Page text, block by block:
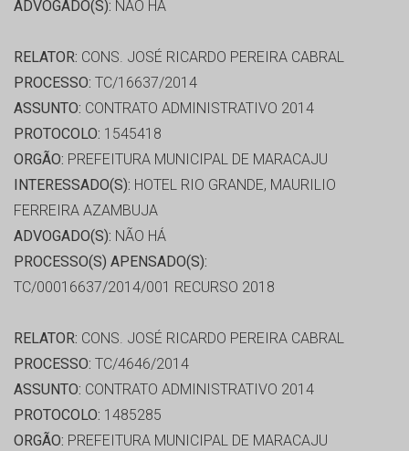
ADVOGADO(S): NÃO HÁ
RELATOR: CONS. JOSÉ RICARDO PEREIRA CABRAL
PROCESSO: TC/16637/2014
ASSUNTO: CONTRATO ADMINISTRATIVO 2014
PROTOCOLO: 1545418
ORGÃO: PREFEITURA MUNICIPAL DE MARACAJU
INTERESSADO(S): HOTEL RIO GRANDE, MAURILIO
FERREIRA AZAMBUJA
ADVOGADO(S): NÃO HÁ
PROCESSO(S) APENSADO(S):
TC/00016637/2014/001 RECURSO 2018
RELATOR: CONS. JOSÉ RICARDO PEREIRA CABRAL
PROCESSO: TC/4646/2014
ASSUNTO: CONTRATO ADMINISTRATIVO 2014
PROTOCOLO: 1485285
ORGÃO: PREFEITURA MUNICIPAL DE MARACAJU